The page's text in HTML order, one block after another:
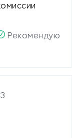
Рекомендую